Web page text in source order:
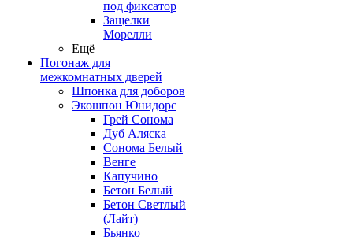
под фиксатор
Защелки
Морелли
Ещё
Погонаж для
межкомнатных дверей
Шпонка для доборов
Экошпон Юнидорс
Грей Сонома
Дуб Аляска
Сонома Белый
Венге
Капучино
Бетон Белый
Бетон Светлый
(Лайт)
Бьянко